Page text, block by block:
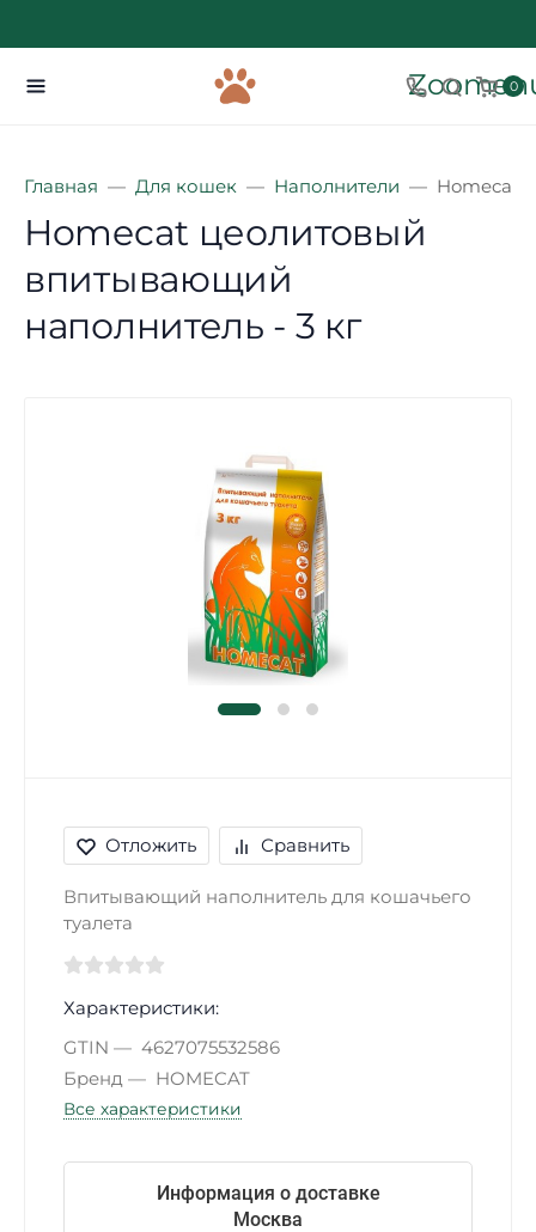
0
Главная Для кошек Наполнители Homecat
Homecat цеолитовый
впитывающий
наполнитель - 3 кг
Отложить Сравнить
Впитывающий наполнитель для кошачьего
туалета
Характеристики:
GTIN
4627075532586
Бренд
HOMECAT
Все характеристики
Информация о доставке
Москва